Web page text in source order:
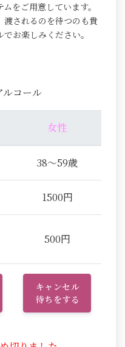
をご用意しています。
渡されるのを待つのも貴
お楽しみください。
コール
女性
38～59歳
1500円
500円
キャンセル
待ちをする